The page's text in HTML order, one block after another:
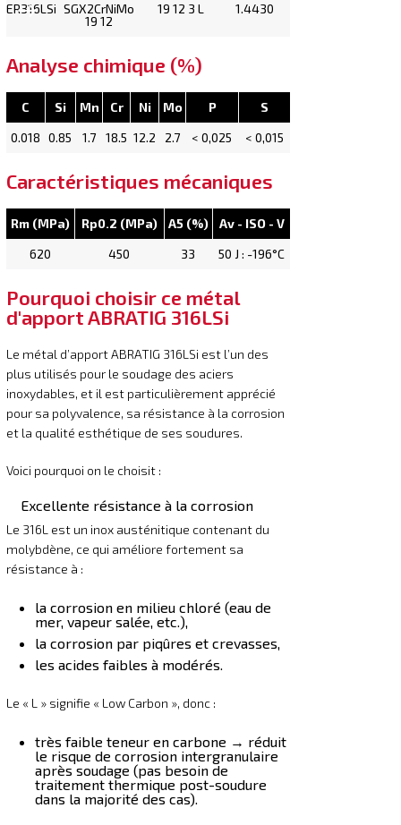
ER316LSi SGX2CrNiMo
19 12
19 12 3 L 1.4430
Analyse chimique (%)
C Si Mn Cr Ni Mo P
S
0.018
0.85 1.7 18.5 12.2 2.7 < 0,025 < 0,015
Caractéristiques mécaniques
Rm (MPa) Rp0.2 (MPa) A5 (%)
Av - ISO - V
620
450 33 50 J : -196°C
Pourquoi choisir ce métal
d'apport ABRATIG 316LSi
Le métal d’apport ABRATIG 316LSi est l’un des
plus utilisés pour le soudage des aciers
inoxydables, et il est particulièrement apprécié
pour sa polyvalence, sa résistance à la corrosion
et la qualité esthétique de ses soudures.
Voici pourquoi on le choisit :
Excellente résistance à la corrosion
Le 316L est un inox austénitique contenant du
molybdène, ce qui améliore fortement sa
résistance à :
la corrosion en milieu chloré (eau de
mer, vapeur salée, etc.),
la corrosion par piqûres et crevasses,
les acides faibles à modérés.
Le « L » signifie « Low Carbon », donc :
très faible teneur en carbone → réduit
le risque de corrosion intergranulaire
après soudage (pas besoin de
traitement thermique post-soudure
dans la majorité des cas).